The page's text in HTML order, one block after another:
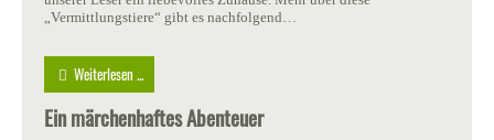
„Vermittlungstiere“ gibt es nachfolgend…
Weiterlesen ...
Ein märchenhaftes Abenteuer